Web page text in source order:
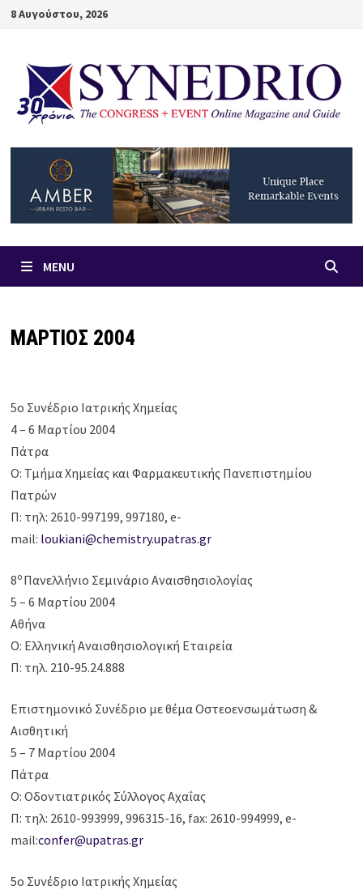
Skip8 Αυγούστου, 2026
MENU
ΜΑΡΤΙΟΣ 2004
5ο Συνέδριο Ιατρικής Χημείας
4 – 6 Μαρτίου 2004
Πάτρα
Ο: Τμήμα Χημείας και Φαρμακευτικής Πανεπιστημίου
Πατρών
Π: τηλ: 2610-997199, 997180, e-
mail: loukiani@chemistry.upatras.gr
8ο Πανελλήνιο Σεμινάριο Αναισθησιολογίας
5 – 6 Μαρτίου 2004
Αθήνα
O: Ελληνική Αναισθησιολογική Εταιρεία
Π: τηλ. 210-95.24.888
Επιστημονικό Συνέδριο με θέμα Οστεοενσωμάτωση &
Αισθητική
5 – 7 Μαρτίου 2004
Πάτρα
Ο: Οδοντιατρικός Σύλλογος Αχαΐας
Π: τηλ: 2610-993999, 996315-16, fax: 2610-994999, e-
mail:confer@upatras.gr
5o Συνέδριο Ιατρικής Χημείας